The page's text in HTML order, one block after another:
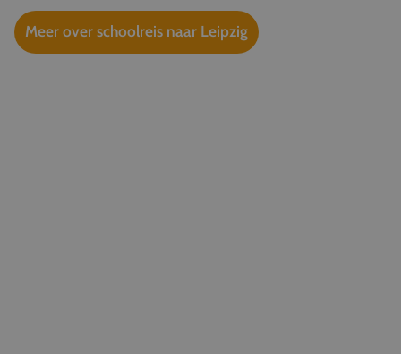
Meer over schoolreis naar Leipzig